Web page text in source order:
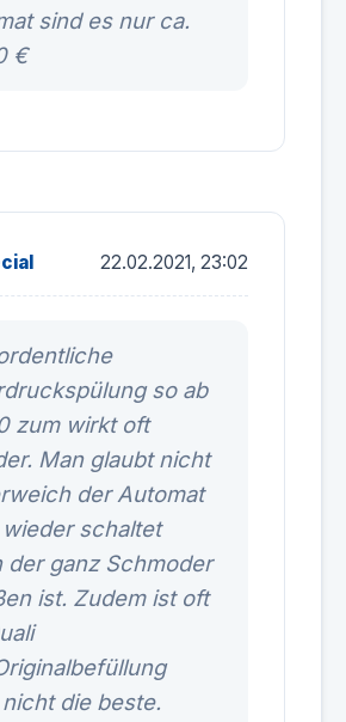
sind es nur ca.
€
22.02.2021, 23:02
so ab
zum wirkt oft
Man glaubt nicht
der Automat
wieder schaltet
der ganz Schmoder
ist. Zudem ist oft
die beste.